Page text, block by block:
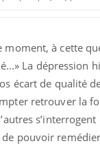
moment, à cette
La dépression
écart de qualité
retrouver la
pouvoir
de